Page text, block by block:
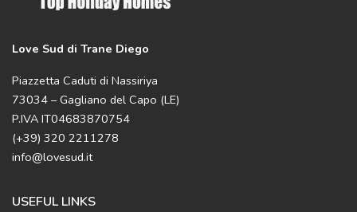
Love Sud di Trane Diego
Piazzetta Caduti di Nassiriya
73034 – Gagliano del Capo (LE)
P.IVA IT04683870754
(+39) 320 2211278
info@lovesud.it
USEFUL LINKS